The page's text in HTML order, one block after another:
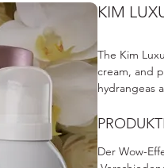
KIM
The Kim
cream, and
hydrangeas
corporate
event
Der Wow-